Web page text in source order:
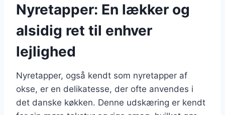
Nyretapper: En lækker og
alsidig ret til enhver
lejlighed
Nyretapper, også kendt som nyretapper af
okse, er en delikatesse, der ofte anvendes i
det danske køkken. Denne udskæring er kendt